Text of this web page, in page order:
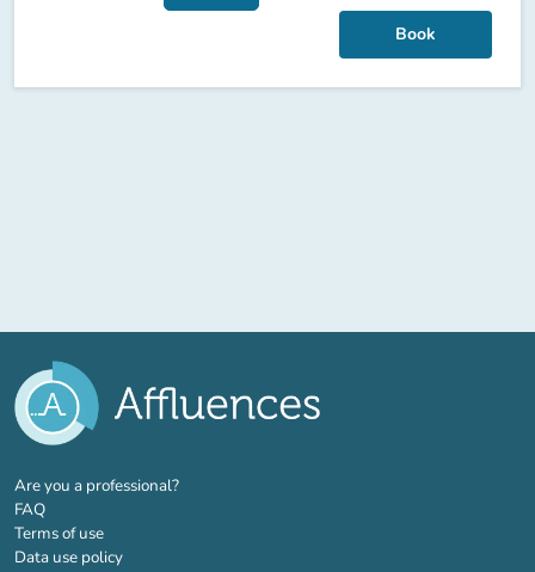
Book
Are you a professional?(new tab)
FAQ
Terms of use
Data use policy